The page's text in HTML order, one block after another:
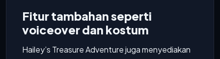
Fitur tambahan seperti
voiceover dan kostum
Hailey’s Treasure Adventure juga menyediakan